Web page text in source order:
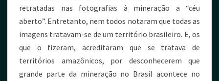
retratadas nas fotografias à mineração a “céu
aberto”. Entretanto, nem todos notaram que todas as
imagens tratavam-se de um território brasileiro. E, os
que o fizeram, acreditaram que se tratava de
territórios amazônicos, por desconhecerem que
grande parte da mineração no Brasil acontece no